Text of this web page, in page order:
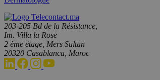
203-205 Bd de la Résistance,
Im. Villa la Rose
2 ème étage, Mers Sultan
20320 Casablanca, Maroc